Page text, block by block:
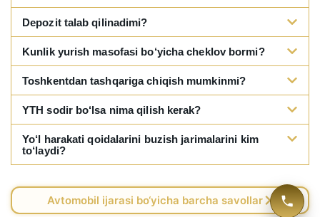
Depozit talab qilinadimi?
Kunlik yurish masofasi bo‘yicha cheklov bormi?
Toshkentdan tashqariga chiqish mumkinmi?
YTH sodir bo‘lsa nima qilish kerak?
Yo‘l harakati qoidalarini buzish jarimalarini kim
to‘laydi?
Avtomobil ijarasi bo‘yicha barcha savollar